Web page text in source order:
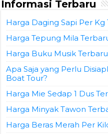
Informasi Terbaru
Harga Daging Sapi Per Kg
Harga Tepung Mila
Harga Buku Musik Terbaru
Apa Saja yang Perlu
Boat Tour?
Harga Mie Sedap 1 Dus
Harga Minyak Tawon
Harga Beras Merah Per